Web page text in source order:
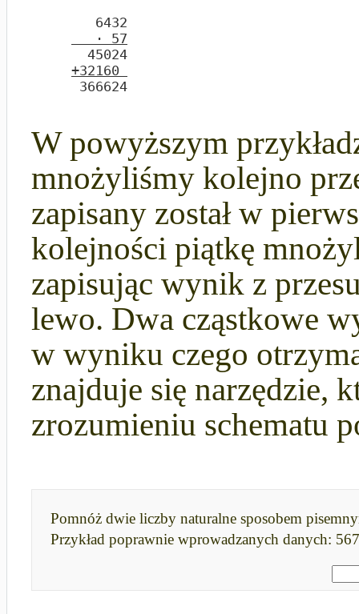
        6432
· 57
       45024
+32160
      366624
W powyższym
mnożyliśmy kolejno
zapisany został w
kolejności piątkę
zapisując wynik z
lewo. Dwa cząstkowe
w wyniku czego
znajduje się narzędzie,
zrozumieniu schematu
Pomnóż dwie liczby naturalne sposobem
Przykład poprawnie wprowadzanych danych: